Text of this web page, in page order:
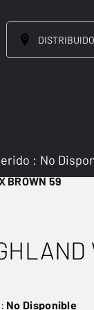
BROWN 59
No Disponible
: No